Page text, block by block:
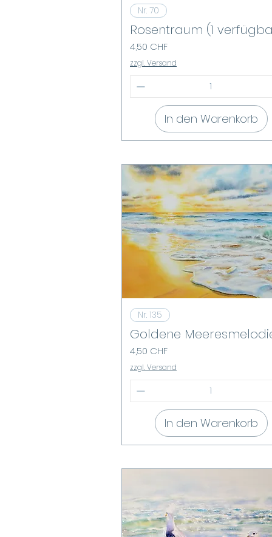
Nr. 70
Rosentraum (1
Preis
4,50 CHF
zzgl. Versand
In den Warenkorb
Nr. 135
Goldene
Preis
4,50 CHF
zzgl. Versand
In den Warenkorb